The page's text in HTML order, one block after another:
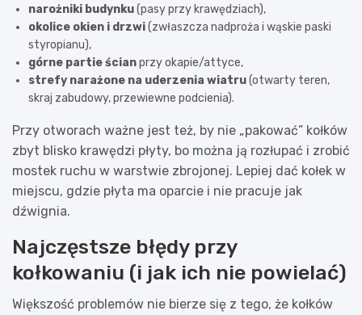
narożniki budynku(pasy przy krawędziach),
okolice okien i drzwi(zwłaszcza nadproża i wąskie paski
styropianu),
górne partie ścianprzy okapie/attyce,
strefy narażone na uderzenia wiatru(otwarty teren,
skraj zabudowy, przewiewne podcienia).
Przy otworach ważne jest też, by nie „pakować” kołków
zbyt blisko krawędzi płyty, bo można ją rozłupać i zrobić
mostek ruchu w warstwie zbrojonej. Lepiej dać kołek w
miejscu, gdzie płyta ma oparcie i nie pracuje jak
dźwignia.
Najczęstsze błędy przy
kołkowaniu (i jak ich nie powielać)
Większość problemów nie bierze się z tego, że kołków